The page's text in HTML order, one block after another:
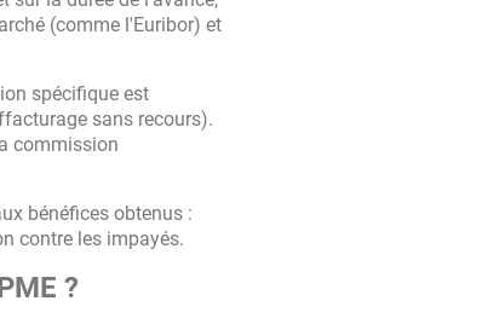
(comme l'Euribor) et
spécifique est
sans recours).
commission
bénéfices obtenus :
contre les impayés.
?